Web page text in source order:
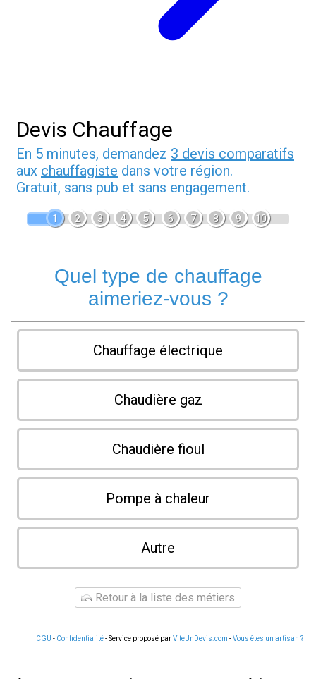
Devis Chauffage
En 5 minutes, demandez 3 devis comparatifs
aux chauffagiste dans votre région.
Gratuit, sans pub et sans engagement.
1 2 3 4 5 6 7 8 9 10
Quel type de chauffage
aimeriez-vous ?
Chauffage électrique
Chaudière gaz
Chaudière fioul
Pompe à chaleur
Autre
Retour à la liste des métiers
CGU - Confidentialité- Service proposé parViteUnDevis.com -Vous êtes un artisan ?